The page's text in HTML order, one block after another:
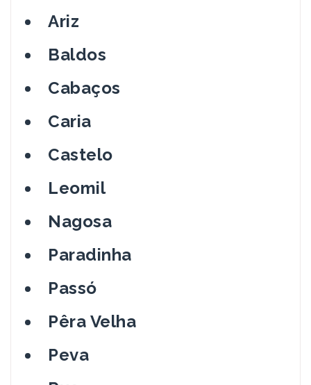
Ariz
Baldos
Cabaços
Caria
Castelo
Leomil
Nagosa
Paradinha
Passó
Pêra Velha
Peva